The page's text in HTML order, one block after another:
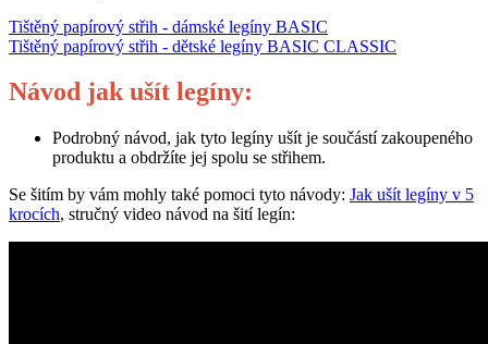
Tištěný papírový střih - dámské legíny BASIC
Tištěný papírový střih - dětské legíny BASIC CLASSIC
Návod jak ušít legíny:
Podrobný návod, jak tyto legíny ušít je součástí zakoupeného
produktu a obdržíte jej spolu se střihem.
Se šitím by vám mohly také pomoci tyto návody: Jak ušít legíny v 5
krocích, stručný video návod na šití legín: